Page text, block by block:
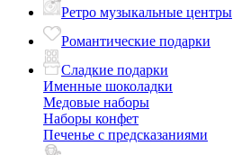
Ретро музыкальные центры
Романтические подарки
Сладкие подарки
Именные шоколадки
Медовые наборы
Наборы конфет
Печенье с предсказаниями